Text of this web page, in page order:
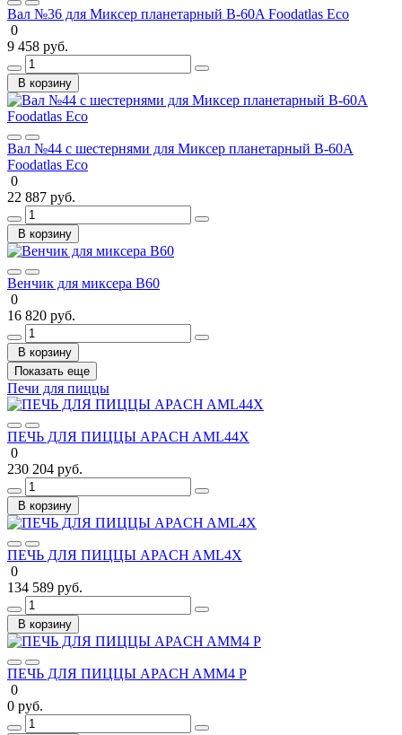
Вал №36 для Миксер планетарный B-60A Foodatlas Eco
0
9 458 руб.
В корзину
Вал №44 с шестернями для Миксер планетарный B-60A
Foodatlas Eco
0
22 887 руб.
В корзину
Венчик для миксера B60
0
16 820 руб.
В корзину
Показать еще
Печи для пиццы
ПЕЧЬ ДЛЯ ПИЦЦЫ APACH AML44X
0
230 204 руб.
В корзину
ПЕЧЬ ДЛЯ ПИЦЦЫ APACH AML4X
0
134 589 руб.
В корзину
ПЕЧЬ ДЛЯ ПИЦЦЫ APACH AMM4 P
0
0 руб.